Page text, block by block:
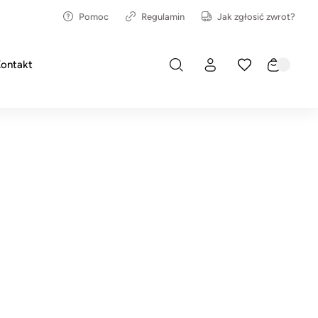
Pomoc Regulamin Jak zgłosić zwrot?